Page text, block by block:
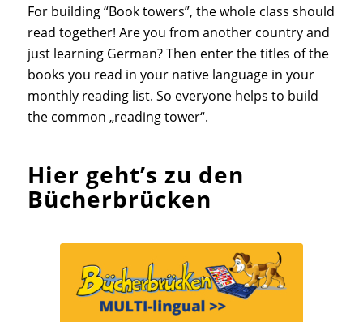
For building “Book towers”, the whole class should
read together! Are you from another country and
just learning German? Then enter the titles of the
books you read in your native language in your
monthly reading list. So everyone helps to build
the common „reading tower“.
Hier geht’s zu den
Bücherbrücken